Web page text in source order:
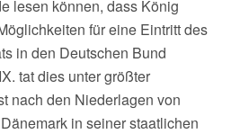
lesen können, dass König
für eine Eintritt des
in den Deutschen Bund
tat dies unter größter
nach den Niederlagen von
in seiner staatlichen